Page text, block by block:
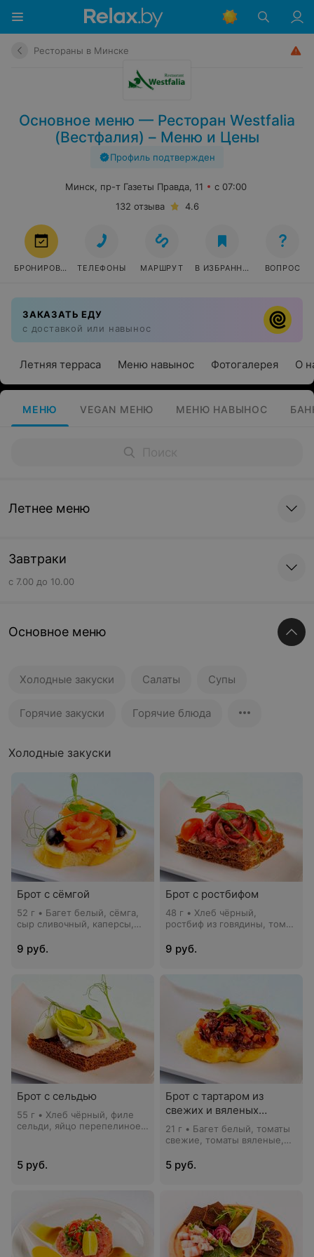
Рестораны в Минске
Основное меню — Ресторан Westfalia
(Вестфалия) – Меню и Цены
Профиль подтвержден
Летняя терраса Меню навынос Фотогалерея О
Минск, пр-т Газеты Правда, 11
с 07:00
132 отзыва
4.6
БРОНИРОВАТЬ ТЕЛЕФОНЫ МАРШРУТ В ИЗБРАННОЕ ВОПРОС
ЗАКАЗАТЬ ЕДУ
с доставкой или навынос
МЕНЮ VEGAN МЕНЮ МЕНЮ НАВЫНОС
Летнее меню
Завтраки
с 7.00 до 10.00
Основное меню
Холодные закуски Салаты Супы
Горячие закуски Горячие блюда
Холодные закуски
Брот с сёмгой
52 г • Багет белый, сёмга,
сыр сливочный, каперсы,
9 руб.
Брот с ростбифом
48 г • Хлеб чёрный,
ростбиф из говядины, томат
салат
9 руб.
Брот с сельдью
55 г • Хлеб чёрный, филе
сельди, яйцо перепелиное,
5 руб.
Брот с тартаром из
свежих и вяленых
томатов
21 г • Багет белый, томаты
свежие, томаты вяленые,
5 руб.